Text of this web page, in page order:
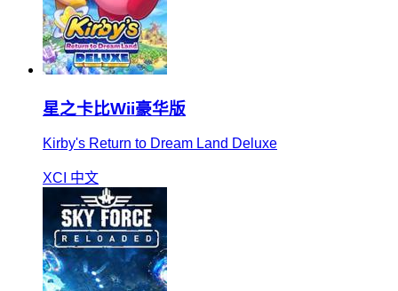
星之卡比Wii豪华版
Kirby's Return to Dream Land Deluxe
XCI 中文